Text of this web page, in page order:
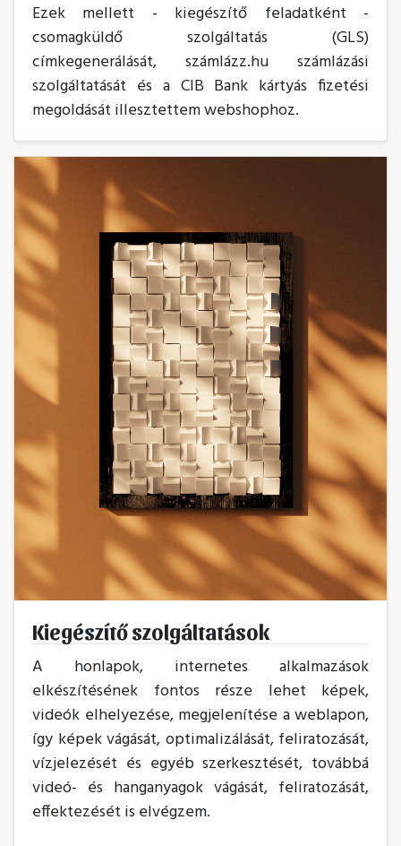
Ezek mellett - kiegészítő feladatként -
csomagküldő szolgáltatás (GLS)
címkegenerálását, számlázz.hu számlázási
szolgáltatását és a CIB Bank kártyás fizetési
megoldását illesztettem webshophoz.
Kiegészítő szolgáltatások
A honlapok, internetes alkalmazások
elkészítésének fontos része lehet képek,
videók elhelyezése, megjelenítése a weblapon,
így képek vágását, optimalizálását, feliratozását,
vízjelezését és egyéb szerkesztését, továbbá
videó- és hanganyagok vágását, feliratozását,
effektezését is elvégzem.